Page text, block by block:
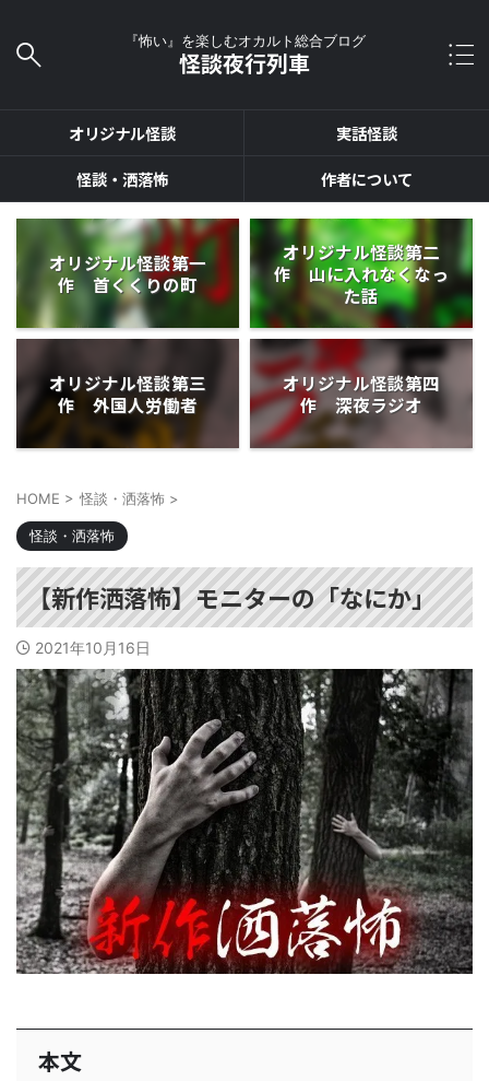
『怖い』を楽しむオカルト総合ブログ
怪談夜行列車
オリジナル怪談
実話怪談
怪談・洒落怖
作者について
オリジナル怪談第一
作 首くくりの町
オリジナル怪談第二
作 山に入れなくなっ
た話
オリジナル怪談第三
作 外国人労働者
オリジナル怪談第四
作 深夜ラジオ
HOME > 怪談・洒落怖 >
怪談・洒落怖
【新作洒落怖】モニターの「なにか」
2021年10月16日
本文